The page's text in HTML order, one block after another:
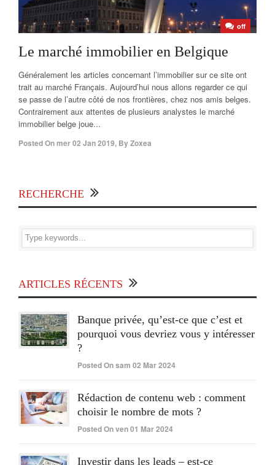
off
Le marché immobilier en Belgique
Généralement les articles concernant l’immobilier sur ce site ont
trait au marché Français. Aujourd’hui nous allons regarder ce qui
se passe de l’autre côté de nos frontières, chez nos amis belges.
Contrairement aux attentes de plusieurs analystes le marché
immobilier belge joue...
Posted Onmer 02 Jan 2019, ByZoxea
RECHERCHE
ARTICLES RÉCENTS
Banque privée, qu’est-ce que c’est et
pourquoi vous devriez vous y intéresser
?
Posted On sam 02 Mar 2024
Rédaction de contenu web : comment
choisir le nombre de mots ?
Posted On ven 01 Mar 2024
Investir dans les leads – est-ce